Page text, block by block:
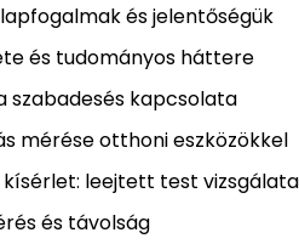
és jelentőségük
és tudományos háttere
szabadesés kapcsolata
mérése otthoni eszközökkel
kísérlet: leejtett test vizsgálata
és távolság